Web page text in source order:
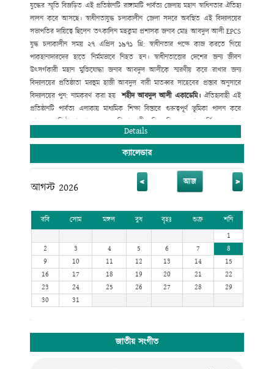
যুদ্ধের স্মৃতি বিজড়িত এই প্রতিষ্ঠানটি রাঙ্গামাটি পার্বত্য জেলায় মহান স্বাধিনতার ঐতিহ্য
লালন করে আসছে। স্বাধীনতাযুদ্ধ চলাকালীন জেলা সদরে অবস্থিত এই বিদ্যালয়ের
সভাপতির দায়িত্বে ছিলেন তৎকালিন মহকুমা প্রশাসক জনাব মোঃ আবদুল আলীEPCS
যুদ্ধ চলাকালীন সময় ২৭ এপ্রিল ১৯৭১ খ্রি: স্বাধীনতার পক্ষে কাজ করতে গিয়ে
পাকহানাদারদের হাতে নির্মমভাবে নিহত হন। স্বাধীনতাত্তোর দেশের জন্য জীবন
উৎসর্গকারী মহান মুক্তিযোদ্ধা জনাব আবদুল আলীকে স্মরণীয় করে রাখার জন্য
বিদ্যালয়ের প্রতিষ্ঠাতা মরহুম হাজী আবদুল বারী মাতব্বর সাহেবের প্রস্তাব অনুসারে
বিদ্যালয়ের পুন: নামকরণ করা হয়
শহীদ আবদুল আলী একাডেমি। ঐতিহ্যবাহী এই
প্রতিষ্ঠানটি পার্বত্য এলাকায় মাধ্যমিক শিক্ষা বিস্তারে গুরুত্বপূর্ণ ভূমিকা পালন করে
আসছে। প্রতিষ্ঠালগ্ন থেকে অনেক শিক্ষানুরাগী
ব্যক্তিত্ব নিজেদের শ্রম আর্থিক অনুদান
বিদ্যালয়টিকে মহীরূহে রূপান্তরিত করেছে।
Details
ক্যালেন্ডার
আগস্ট 2026 < আজ >
রবি সোম মঙ্গল বুধ বৃহঃ শুক্র
শনি
1
2
3 4 5 6 7
8
9
10 11 12 13 14
15
16
17 18 19 20 21
22
23
24 25 26 27 28
29
30
31
জাতীয় সংগীত